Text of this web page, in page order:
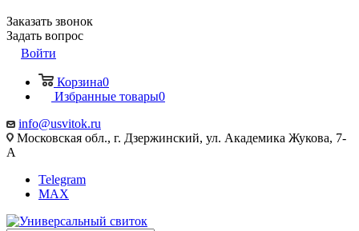
Заказать звонок
Задать вопрос
Войти
Корзина0
Избранные товары0
info@usvitok.ru
Московская обл., г. Дзержинский, ул. Академика Жукова, 7-
А
Telegram
MAX